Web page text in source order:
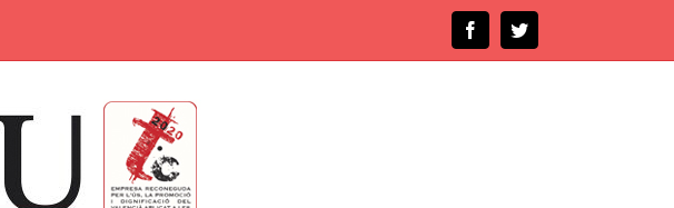
FacebookTwitter